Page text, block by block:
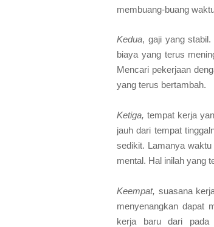
membuang-buang
Kedua, gaji yang
biaya yang terus
Mencari pekerjaan
yang terus bertambah.
Ketiga, tempat kerja
jauh dari tempat
sedikit. Lamanya
mental. Hal inilah yang
Keempat, suasana
menyenangkan dapat
kerja baru dari pada